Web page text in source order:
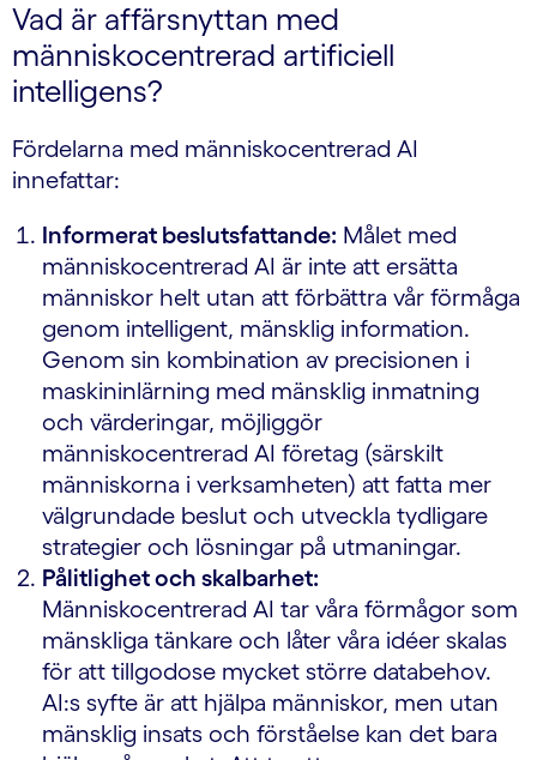
Vad är affärsnyttan med
människocentrerad artificiell
intelligens?
Fördelarna med människocentrerad AI
innefattar:
Informerat beslutsfattande: Målet med
människocentrerad AI är inte att ersätta
människor helt utan att förbättra vår förmåga
genom intelligent, mänsklig information.
Genom sin kombination av precisionen i
maskininlärning med mänsklig inmatning
och värderingar, möjliggör
människocentrerad AI företag (särskilt
människorna i verksamheten) att fatta mer
välgrundade beslut och utveckla tydligare
strategier och lösningar på utmaningar.
Pålitlighet och skalbarhet:
Människocentrerad AI tar våra förmågor som
mänskliga tänkare och låter våra idéer skalas
för att tillgodose mycket större databehov.
AI:s syfte är att hjälpa människor, men utan
mänsklig insats och förståelse kan det bara